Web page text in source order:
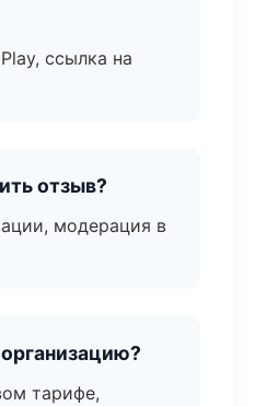
ссылка на
отзыв?
модерация в
тарифе,